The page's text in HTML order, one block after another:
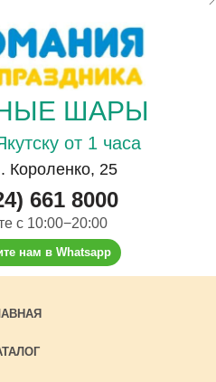
ШАРЫ
от 1 часа
Короленко, 25
661 8000
нам в Whatsapp
с 10:00−20:00